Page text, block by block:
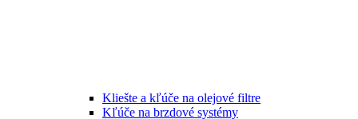
Kliešte a kľúče na olejové filtre
Kľúče na brzdové systémy